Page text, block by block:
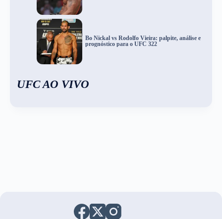
Bo Nickal vs Rodolfo Vieira: palpite, análise e
prognóstico para o UFC 322
UFC AO VIVO